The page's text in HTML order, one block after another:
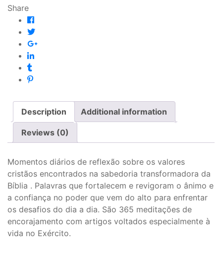
Share
Description Additional information
Reviews (0)
Momentos diários de reflexão sobre os valores
cristãos encontrados na sabedoria transformadora da
Bíblia . Palavras que fortalecem e revigoram o ânimo e
a confiança no poder que vem do alto para enfrentar
os desafios do dia a dia. São 365 meditações de
encorajamento com artigos voltados especialmente à
vida no Exército.